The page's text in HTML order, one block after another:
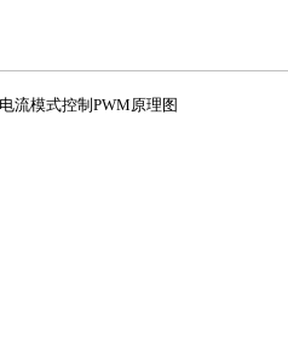
流模式控制PWM原理图